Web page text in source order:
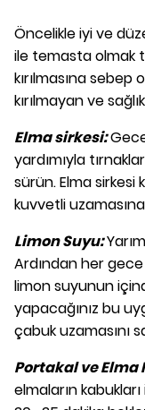
Öncelikle iyi ve
ile temasta olmak
kırılmasına
kırılmayan ve
Elma sirkesi:
yardımıyla
sürün. Elma sirkesi
kuvvetli
Limon Suyu:
Ardından her gece
limon suyunun
yapacağınız bu
çabuk uzamasını
Portakal ve Elma
elmaların